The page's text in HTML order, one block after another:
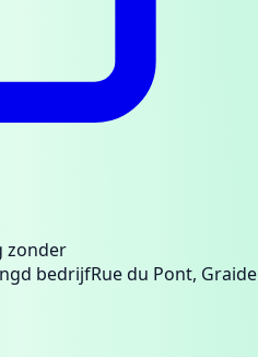
zonder
bedrijfRue du Pont, Graide